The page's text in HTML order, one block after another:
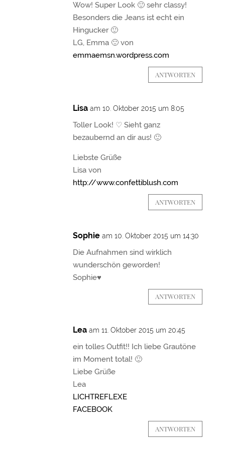
Wow! Super Look 🙂 sehr classy!
Besonders die Jeans ist echt ein
Hingucker 🙂
LG, Emma 🙂 von
emmaemsn.wordpress.com
ANTWORTEN
Lisa am 10. Oktober 2015 um 8:05
Toller Look! ♡ Sieht ganz
bezaubernd an dir aus! 🙂
Liebste Grüße
Lisa von
http://www.confettiblush.com
ANTWORTEN
Sophie am 10. Oktober 2015 um 14:30
Die Aufnahmen sind wirklich
wunderschön geworden!
Sophie♥
ANTWORTEN
Lea am 11. Oktober 2015 um 20:45
ein tolles Outfit!! Ich liebe Grautöne
im Moment total! 🙂
Liebe Grüße
Lea
LICHTREFLEXE
FACEBOOK
ANTWORTEN